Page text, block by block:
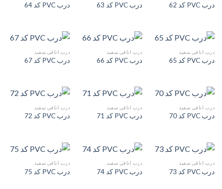
درب PVC کد 62 درب PVC کد 63 درب PVC کد 64
درب اتاقی سفید
درب PVC کد 65
درب اتاقی سفید
درب PVC کد 66
درب اتاقی سفید
درب PVC کد 67
درب اتاقی سفید
درب PVC کد 70
درب اتاقی سفید
درب PVC کد 71
درب اتاقی سفید
درب PVC کد 72
درب اتاقی سفید
درب PVC کد 73
درب اتاقی سفید
درب PVC کد 74
درب اتاقی سفید
درب PVC کد 75